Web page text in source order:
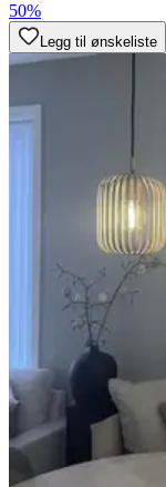
50%
Legg til ønskeliste